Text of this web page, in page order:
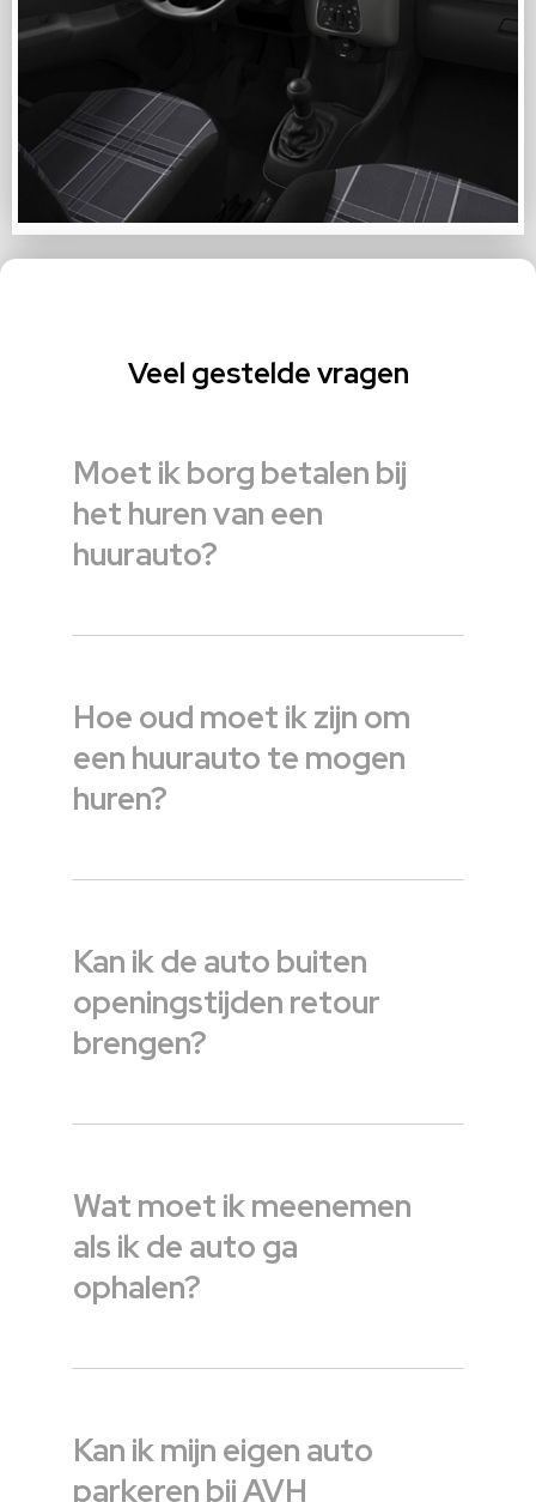
Veel gestelde vragen
Moet ik borg betalen bij
het huren van een
huurauto?
Hoe oud moet ik zijn om
een huurauto te mogen
huren?
Kan ik de auto buiten
openingstijden retour
brengen?
Wat moet ik meenemen
als ik de auto ga
ophalen?
Kan ik mijn eigen auto
parkeren bij AVH